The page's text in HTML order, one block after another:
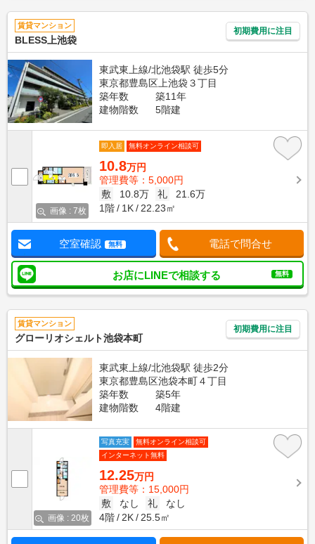
賃貸マンション
BLESS上池袋
初期費用に注目
東武東上線/北池袋駅 徒歩5分
東京都豊島区上池袋３丁目
築年数
築11年
建物階数
5階建
画像 : 7枚
即入居 無料オンライン相談可
10.8万円
管理費等：5,000円
敷
10.8万 礼
21.6万
1階
1K 22.23㎡
空室確認 無料 電話で問合せ
お店にLINEで相談する 無料
賃貸マンション
グローリオシェルト池袋本町
初期費用に注目
東武東上線/北池袋駅 徒歩2分
東京都豊島区池袋本町４丁目
築年数
築5年
建物階数
4階建
画像 : 20枚
写真充実
無料オンライン相談可
インターネット無料
12.25万円
管理費等：15,000円
敷
なし 礼
なし
4階
2K 25.5㎡